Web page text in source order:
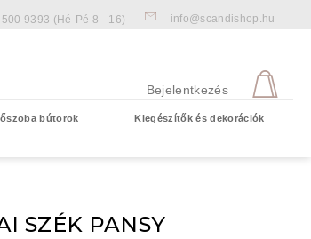
9393 (Hé-Pé 8 - 16) info@scandishop.hu
Bejelentkezés
bútorok Kiegészítők és dekorációk
SZÉK PANSY